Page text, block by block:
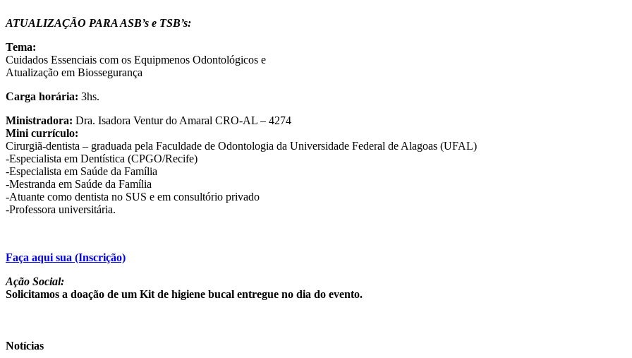
ATUALIZAÇÃO PARA ASB’s e TSB’s:
Tema:
Cuidados Essenciais com os Equipmenos Odontológicos e
Atualização em Biossegurança
Carga horária: 3hs.
Ministradora: Dra. Isadora Ventur do Amaral CRO-AL – 4274
Mini currículo:
Cirurgiã-dentista – graduada pela Faculdade de Odontologia da Universidade Federal de Alagoas (UFAL)
-Especialista em Dentística (CPGO/Recife)
-Especialista em Saúde da Família
-Mestranda em Saúde da Família
-Atuante como dentista no SUS e em consultório privado
-Professora universitária.
Faça aqui sua (Inscrição)
Ação Social:
Solicitamos a doação de um Kit de higiene bucal entregue no dia do evento.
Notícias